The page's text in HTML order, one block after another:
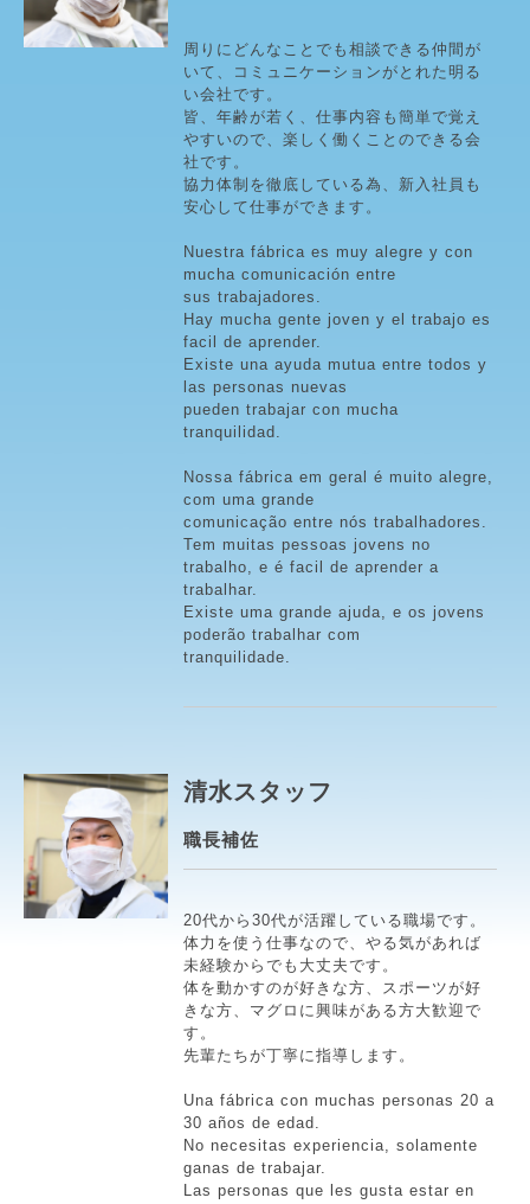
周りにどんなことでも相談できる仲間が
いて、コミュニケーションがとれた明る
い会社です。
皆、年齢が若く、仕事内容も簡単で覚え
やすいので、楽しく働くことのできる会
社です。
協力体制を徹底している為、新入社員も
安心して仕事ができます。
Nuestra fábrica es muy alegre y con
mucha comunicación entre
sus trabajadores.
Hay mucha gente joven y el trabajo es
facil de aprender.
Existe una ayuda mutua entre todos y
las personas nuevas
pueden trabajar con mucha
tranquilidad.
Nossa fábrica em geral é muito alegre,
com uma grande
comunicação entre nós trabalhadores.
Tem muitas pessoas jovens no
trabalho, e é facil de aprender a
trabalhar.
Existe uma grande ajuda, e os jovens
poderão trabalhar com
tranquilidade.
清水スタッフ
職長補佐
20代から30代が活躍している職場です。
体力を使う仕事なので、やる気があれば
未経験からでも大丈夫です。
体を動かすのが好きな方、スポーツが好
きな方、マグロに興味がある方大歓迎で
す。
先輩たちが丁寧に指導します。
Una fábrica con muchas personas 20 a
30 años de edad.
No necesitas experiencia, solamente
ganas de trabajar.
Las personas que les gusta estar en